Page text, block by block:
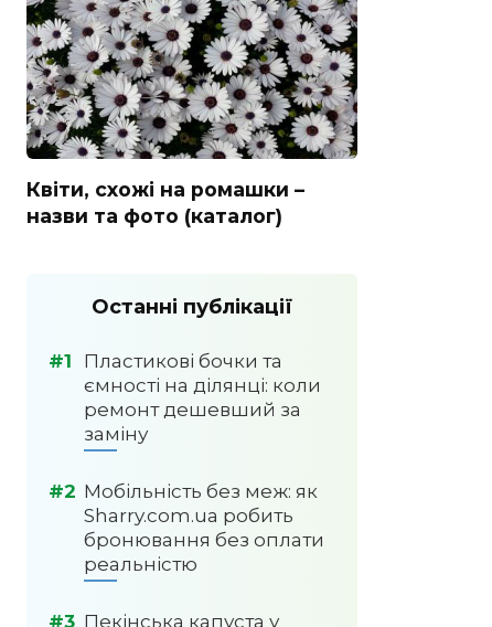
Квіти, схожі на ромашки –
назви та фото (каталог)
Останні публікації
Пластикові бочки та
ємності на ділянці: коли
ремонт дешевший за
заміну
Мобільність без меж: як
Sharry.com.ua робить
бронювання без оплати
реальністю
Пекінська капуста у